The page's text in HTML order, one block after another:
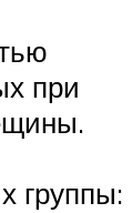
при
группы: